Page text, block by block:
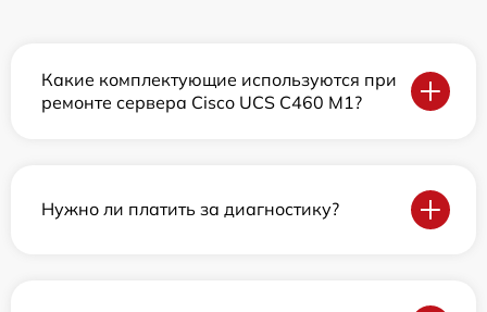
Какие комплектующие используются при
ремонте сервера Cisco UCS C460 M1?
Нужно ли платить за диагностику?